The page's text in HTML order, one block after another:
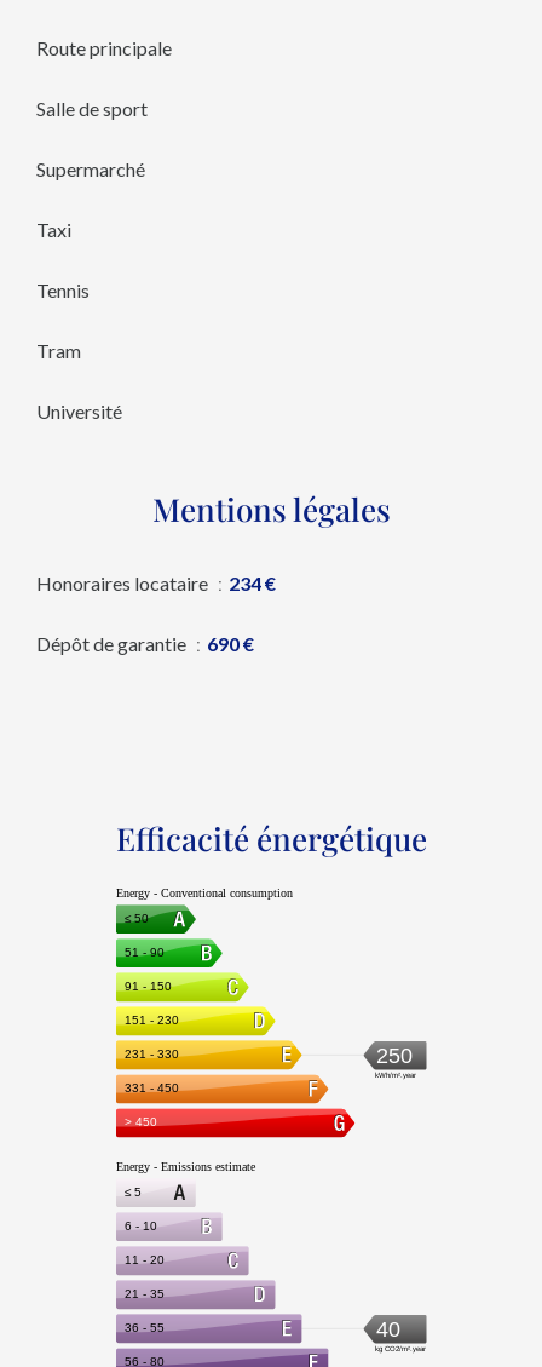
Route principale
Salle de sport
Supermarché
Taxi
Tennis
Tram
Université
Mentions légales
Honoraires locataire 234 €
Dépôt de garantie 690 €
Efficacité énergétique